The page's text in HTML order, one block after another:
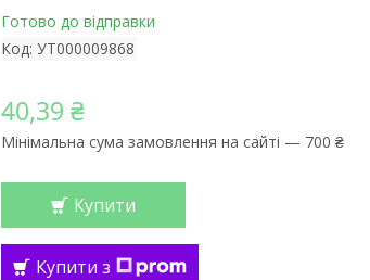
Готово до відправки
Код: УТ000009868
40,39 ₴
Мінімальна сума замовлення на сайті — 700 ₴
Купити
Купити з